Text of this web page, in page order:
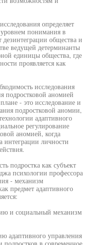
определяет
понимания в
общества и
ведущей детерминанты
единицы общества, где
проявляется как
исследования
подростковой аномией
- это исследование и
подростковой аномии,
адаптивного
регулирование
аномией, когда
интеграции личности
подростка как субъект
психологии профессора
- механизм
предмет адаптивного
и социальный механизм
адаптивного управления